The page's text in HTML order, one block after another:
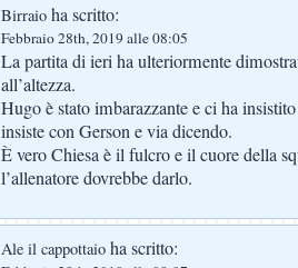
Birraio ha scritto:
Febbraio 28th, 2019 alle 08:05
La partita di ieri ha ulteriormente
all’altezza.
Hugo è stato imbarazzante e ci ha
insiste con Gerson e via dicendo.
È vero Chiesa è il fulcro e il cuore della
l’allenatore dovrebbe darlo.
Ale il cappottaio ha scritto: